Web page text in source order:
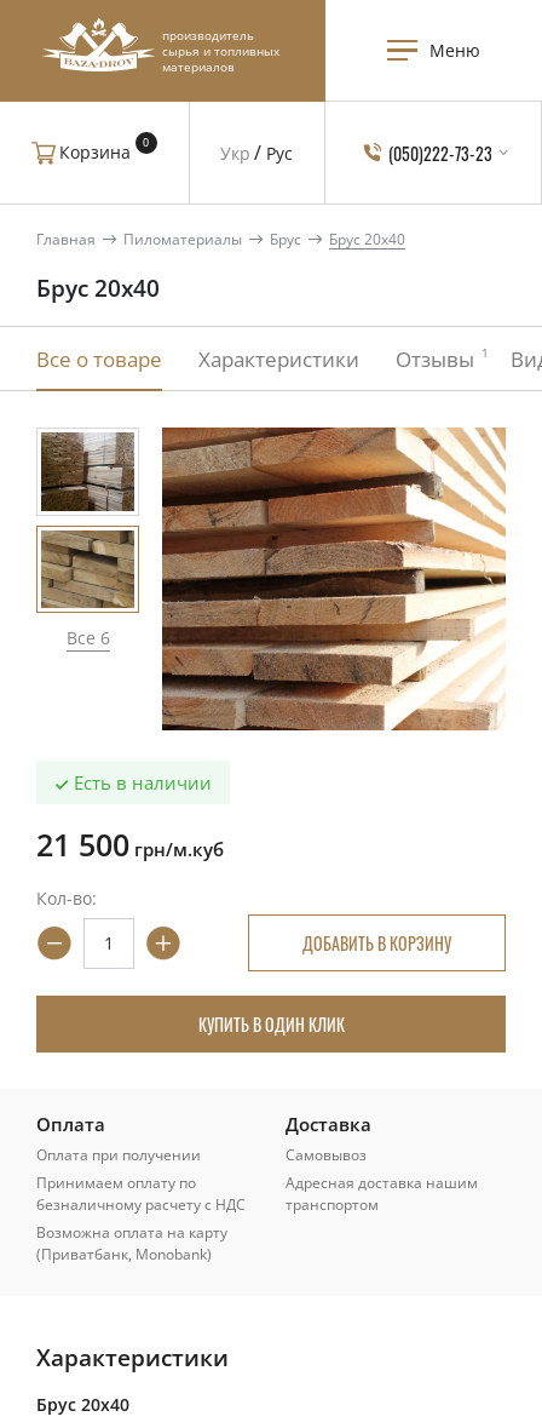
производитель
сырья и топливных
материалов
Меню
Укр Рус
Корзина 0 (050)222-73-23
Главная Пиломатериалы Брус Брус 20x40
Брус 20x40
Все о товаре Характеристики Отзывы 1
Все 6
Есть в наличии
21 500 грн/м.куб
Кол-во:
ДОБАВИТЬ В КОРЗИНУ
КУПИТЬ В ОДИН КЛИК
Оплата
Оплата при получении
Принимаем оплату по
безналичному расчету с НДС
Возможна оплата на карту
(Приватбанк, Monobank)
Доставка
Самовывоз
Адресная доставка нашим
транспортом
Характеристики
Брус 20x40